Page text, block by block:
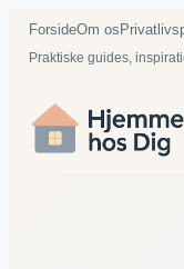
Spring
indhold
ForsideOm os
Praktiske guides,